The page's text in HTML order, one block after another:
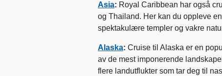
Asia: Royal Caribbean har også
og Thailand. Her kan du oppleve
spektakulære templer og vakre
Alaska: Cruise til Alaska er en
av de mest imponerende
flere landutflukter som tar deg til